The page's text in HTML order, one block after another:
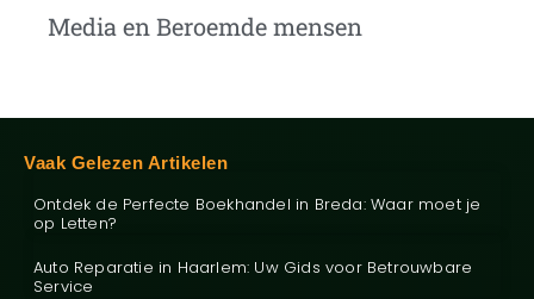
Media en Beroemde mensen
Vaak Gelezen Artikelen
Ontdek de Perfecte Boekhandel in Breda: Waar moet je
op Letten?
Auto Reparatie in Haarlem: Uw Gids voor Betrouwbare
Service